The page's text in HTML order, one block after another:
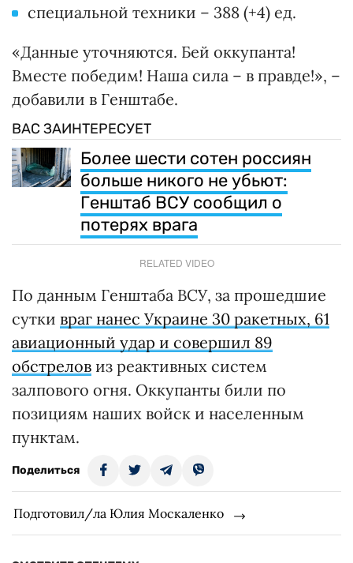
специальной техники – 388 (+4) ед.
«Данные уточняются. Бей оккупанта!
Вместе победим! Наша сила – в правде!», –
добавили в Генштабе.
ВАС ЗАИНТЕРЕСУЕТ
Более шести сотен россиян
больше никого не убьют:
Генштаб ВСУ сообщил о
потерях врага
RELATED VIDEO
По данным Генштаба ВСУ, за прошедшие
сутки враг нанес Украине 30 ракетных, 61
авиационный удар и совершил 89
обстрелов из реактивных систем
залпового огня. Оккупанты били по
позициям наших войск и населенным
пунктам.
Поделиться
Подготовил/ла Юлия Москаленко